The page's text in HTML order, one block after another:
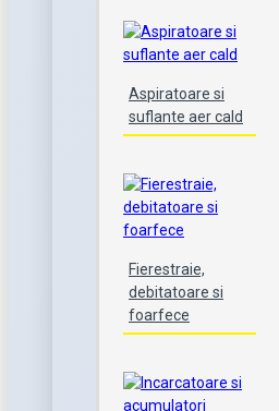
Aspiratoare si
suflante aer cald
Fierestraie,
debitatoare si
foarfece